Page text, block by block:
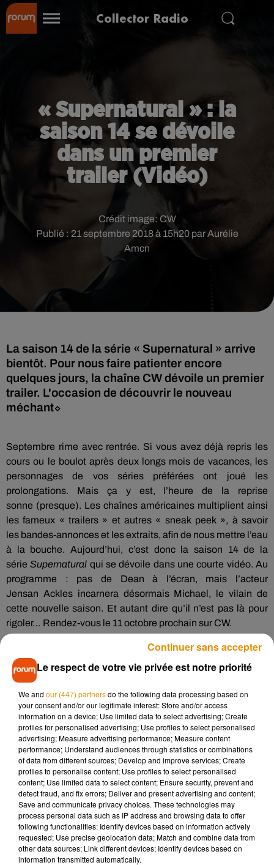
Collector Radio
« Supernatural » : la
saison 14 se dévoile
dans un premier
trailer (Vidéo)
Publié : 21 septembre 2018 à 15h20 par Aurélie
Amcn
Crédit image: CW
La saison 14 de la série « Supernatural » arrive
bientôt. Pour nous faire patienter encore
quelques jours, la chaîne CW dévoile un premier
trailer. L'occasion de découvrir le nouveau
méchant⬦
Septembre rime avec rentrée. Si vous avez déjà repris les
cours ou le boulot après deux longs mois de vacances, les
personnages de vos séries préférées ont joué les
prolongations.
Mais ça y est, l’heure de la reprise
sonne (presque). Les chaînes américaines multiplient ainsi
les fameux « trailers » et autres « sneak peek », à savoir
les bandes-annonceset les extraits, afin de nous mettre l’eau
à la bouche. Aujourd’hui, c’est donc la saison 14 de la
série Supernatural qui se dévoile dans une courte vidéo. Au
programme :
pas de Dean à l’écran, mais l’acteur
Jensan Ackles incarnera désormais Michael, le vilain de
cette nouvelle saison. Et autant dire qu’il n’est pas là pour
rigoler… Rendez-vous le 11 octobre prochain sur CW.
Le respect de votre vie privée est notre priorité
We and our (447) partnersdo the following data processing based on
your consent and/or our legitimate interest: Store and/or access
information on a device; Use limited data to select advertising; Create
profiles for personalised advertising; Use profiles to select personalised
advertising; Measure advertising performance; Measure content
performance; Understand audiences through statistics or combinations
of data from different sources; Develop and improve services; Create
profiles to personalise content; Use profiles to select personalised
content; Use limited data to select content; Ensure security, prevent and
detect fraud, and fix errors; Deliver and present advertising and content;
Save and communicate privacy choices. These technologies may
process personal data such as IP address and browsing data to offer
following functionalities: Identify devices based on information actively
requested; Use precise geolocation data; Match and combine data from
other data sources; Link different devices; Identify devices based on
information transmitted automatically.
Continuer sans accepter